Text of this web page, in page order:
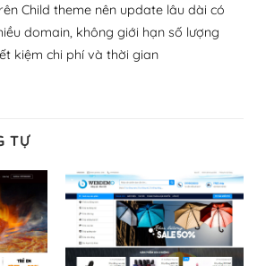
kỳ thì WordPress đều có thể dễ
tế nó đã cung cấp khoảng 60%
của bạn.
cho website WordPress
nền tảng xây dựng trang web và
Child theme nên update lâu dài có
domain, không giới hạn số lượng
kiệm chi phí và thời gian
TỰ